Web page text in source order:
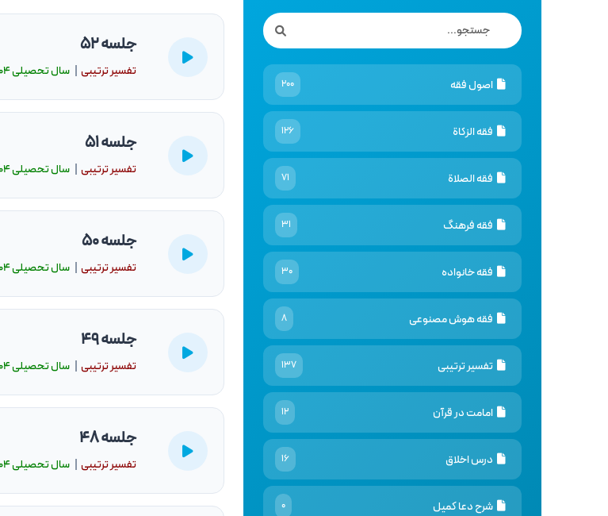
اصول فقه 200
فقه الزكاة 126
فقه الصلاة 71
فقه فرهنگ 31
فقه خانواده 30
فقه هوش مصنوعى 8
تفسیر ترتیبی 137
امامت در قرآن 12
درس اخلاق 16
شرح دعا کمیل 0
جلسه 52
تفسیر ترتیبی | سال تحصيلى ۱۴۰۴
جلسه 51
تفسیر ترتیبی | سال تحصيلى ۱۴۰۴
جلسه 50
تفسیر ترتیبی | سال تحصيلى ۱۴۰۴
جلسه 49
تفسیر ترتیبی | سال تحصيلى ۱۴۰۴
جلسه 48
تفسیر ترتیبی | سال تحصيلى ۱۴۰۴